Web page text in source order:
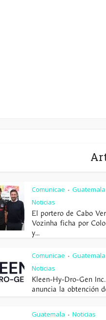
Comunicae • Guatemala
Noticias
El portero de Cabo
Vozinha ficha por
y...
Comunicae • Guatemala
Noticias
Kleen-Hy-Dro-Gen Inc.
anuncia la obtención
Guatemala • Noticias